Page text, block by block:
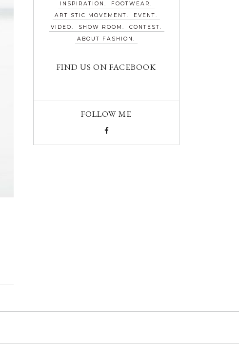
INSPIRATION
FOOTWEAR
ARTISTIC MOVEMENT
EVENT
VIDEO
SHOW ROOM
CONTEST
ABOUT FASHION
FIND US ON FACEBOOK
FOLLOW ME